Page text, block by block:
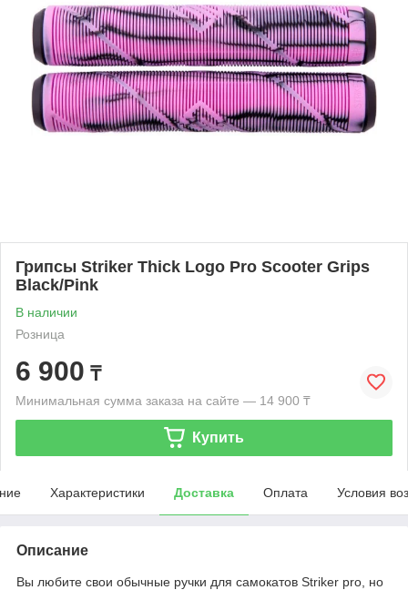
Грипсы Striker Thick Logo Pro Scooter Grips
Black/Pink
В наличии
Розница
6 900 ₸
Минимальная сумма заказа на сайте — 14 900 ₸
Купить
Характеристики Доставка Оплата Условия
Описание
Вы любите свои обычные ручки для самокатов Striker pro, но